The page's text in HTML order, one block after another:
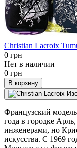
Christian Lacroix
0 грн
Нет в наличии
0 грн
В корзину
Французский
года в городке
инженерами, но
искусства. С 1969